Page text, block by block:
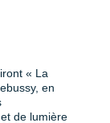
« La
en
de lumière